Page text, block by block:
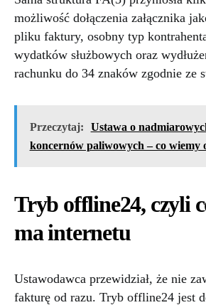
możliwość dołączenia załącznika
pliku faktury, osobny typ
wydatków służbowych oraz
rachunku do 34 znaków zgodnie ze
Przeczytaj:
Ustawa o
koncernów paliwowych – co wiemy
Tryb offline24, czyli
ma internetu
Ustawodawca przewidział, że nie
fakturę od razu. Tryb offline24 jest